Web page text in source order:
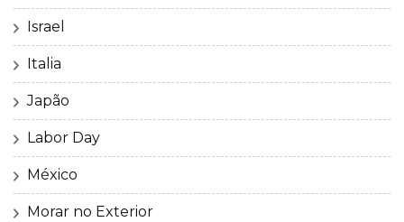
Israel
Italia
Japão
Labor Day
México
Morar no Exterior